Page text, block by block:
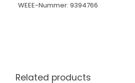
WEEE-Nummer: 9394766
Related products